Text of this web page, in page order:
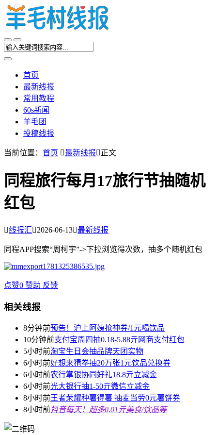
首页
最新线报
常用教程
60s新闻
羊毛团
投稿线报
当前位置： 首页 最新线报正文
同程旅行每月17旅行节抽随机
红包
线报汇2026-06-13最新线报
同程APP搜索“周柯宇”->下拉浏览得次数，抽多个随机红包
点赞0 赞助 反馈
相关线报
8分钟前预告！沪上阿姨抢神券/1元喝饮品
10分钟前支付宝周四抽0.18-5.88亓网商支付红包
5小时前淘宝生日会抽品牌天团实物
6小时前好想来猜拳抽20万张1元饮品兑换券
6小时前农行掌银协同好礼18.8亓立减金
6小时前光大银行抽1-50亓微信立减金
8小时前王者荣耀种薯得薯 抽麦当劳0元薯饼券
8小时前抖音每天！超多0.01亓美食/饮品等